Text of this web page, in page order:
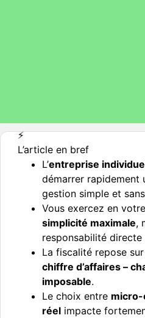
⚡️
L’article en bref
L’entreprise
démarrer rapidement
gestion simple et
Vous exercez en
simplicité maximale,
responsabilité
La fiscalité repose
chiffre d’affaires –
imposable.
Le choix entre
réelimpacte